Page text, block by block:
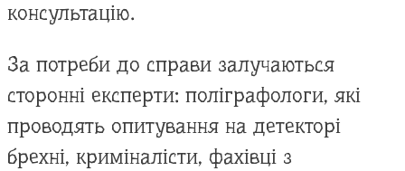
консультацію.
За потреби до справи залучаються
сторонні експерти: поліграфологи, які
проводять опитування на детекторі
брехні, криміналісти, фахівці з